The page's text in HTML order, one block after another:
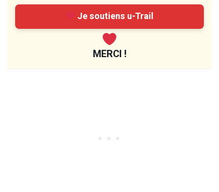
Je soutiens u-Trail
MERCI !